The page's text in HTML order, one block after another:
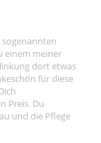
einem meiner
dort etwas
für diese
Preis. Du
und die Pflege